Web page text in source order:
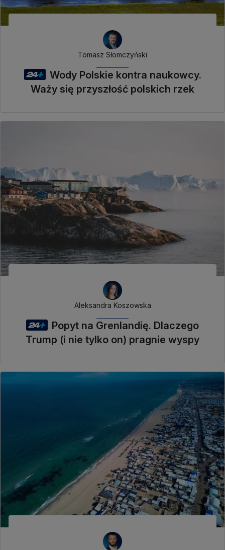
Tomasz Słomczyński
Wody Polskie kontra naukowcy.
Waży się przyszłość polskich rzek
Aleksandra Koszowska
Popyt na Grenlandię. Dlaczego
Trump (i nie tylko on) pragnie wyspy